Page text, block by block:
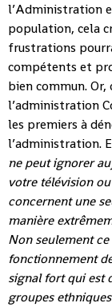
l’Administration
population, cela
frustrations
compétents et
bien commun. Or,
l’administration
les premiers à
l’administration.
ne peut ignorer
votre télévision
concernent une
manière
Non seulement
fonctionnement
signal fort qui est
groupes